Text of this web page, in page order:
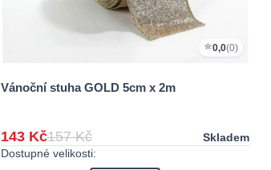
0,0(0)
Vánoční stuha GOLD 5cm x 2m
143 Kč157 Kč
Skladem
Dostupné velikosti: